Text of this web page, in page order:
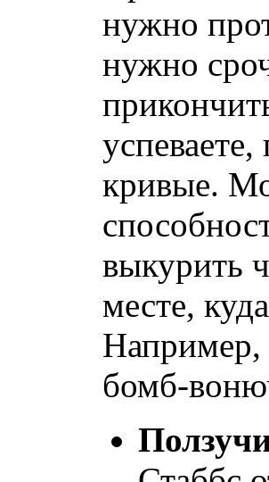
нужно
нужно
кривые.
выкурить
месте,
Например,
бомб-